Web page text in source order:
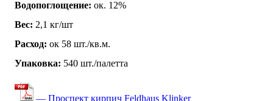
Водопоглощение: ок. 12%
Вес: 2,1 кг/шт
Расход: ок 58 шт./кв.м.
Упаковка: 540 шт./палетта
— Проспект кирпич Feldhaus Klinker